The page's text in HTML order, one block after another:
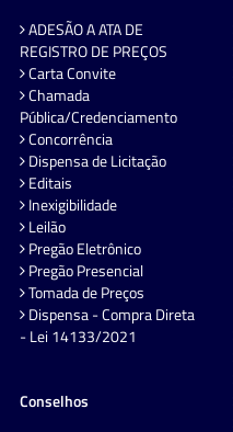
ADESÃO A ATA DE
REGISTRO DE PREÇOS
Carta Convite
Chamada
Pública/Credenciamento
Concorrência
Dispensa de Licitação
Editais
Inexigibilidade
Leilão
Pregão Eletrônico
Pregão Presencial
Tomada de Preços
Dispensa - Compra Direta
- Lei 14133/2021
Conselhos